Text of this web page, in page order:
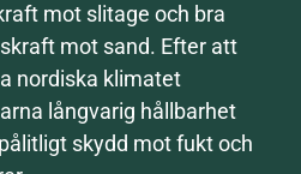
mot slitage och bra
mot sand. Efter att
nordiska klimatet
långvarig hållbarhet
skydd mot fukt och